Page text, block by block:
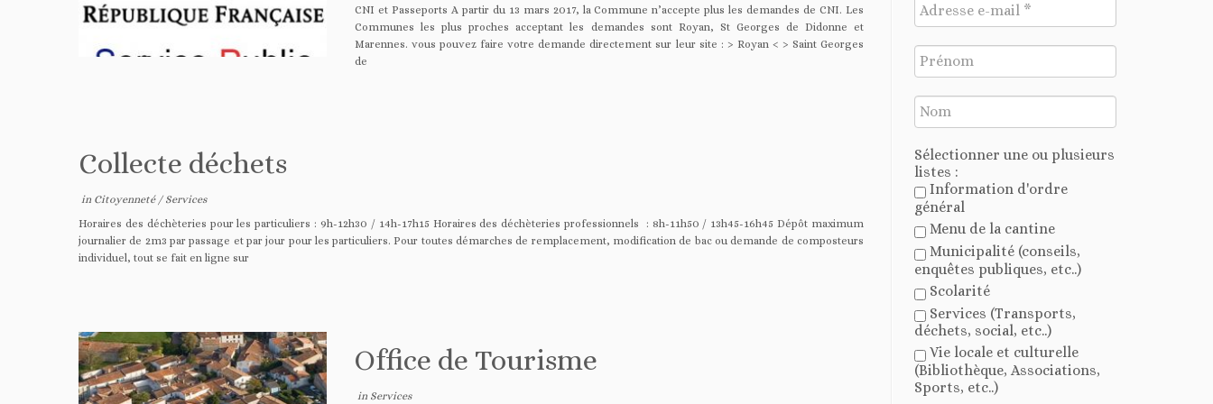
CNI et Passeports A partir du 13 mars 2017, la Commune n’accepte plus les demandes de CNI. Les
Communes les plus proches acceptant les demandes sont Royan, St Georges de Didonne et
Marennes. vous pouvez faire votre demande directement sur leur site : > Royan < > Saint Georges
de
Collecte déchets
in Citoyenneté / Services
Horaires des déchèteries pour les particuliers : 9h-12h30 / 14h-17h15 Horaires des déchèteries professionnels : 8h-11h50 / 13h45-16h45 Dépôt maximum
journalier de 2m3 par passage et par jour pour les particuliers. Pour toutes démarches de remplacement, modification de bac ou demande de composteurs
individuel, tout se fait en ligne sur
Office de Tourisme
in Services
Sélectionner une ou plusieurs
listes :
Information d'ordre
général
Menu de la cantine
Municipalité (conseils,
enquêtes publiques, etc..)
Scolarité
Services (Transports,
déchets, social, etc..)
Vie locale et culturelle
(Bibliothèque, Associations,
Sports, etc..)